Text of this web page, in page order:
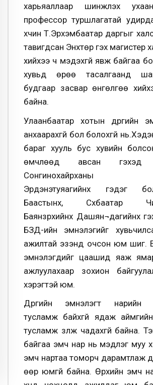
харьяаллаар шинжлэх
профессор туршлагатай
хүчин Т.Эрхэмбаатар даргыг
тавигдсан Энхтөр гэх магистер
хийхээ ч мэдэхгүй явж байгаа
хувьд өрөө тасалгаанд
будгаар засвар өнгөлгөө
байна.
Улаанбаатар хотын дүүргийн
анхаарахгүй бол болохгүй
бараг хууль бус хувийн
өмчлөөд авсан гэхэд
Сонгинохайрханы
Эрдэнэтуяагийнх гэдэг
Баастынх, Сүхбаатар
Баянзүрхийнх Дашян¬дагийнх
БЗД-ийн эмнэлэгийг
ажилтай эзэнд очсон юм шиг. Ер
эмнэлэгүүдийг цаашид яаж
ажлуулахаар зохион
хэрэгтэй юм.
Дүүргийн эмнэлэгт нарийн
тусламж байхгүй ядаж
тусламж үзүүлж чадахгүй байна.
байгаа эмч нар нь мэдлэг муу
эмч нартаа томорч дарамтлаж
өөр юмгүй байна. Өрхийн эмч